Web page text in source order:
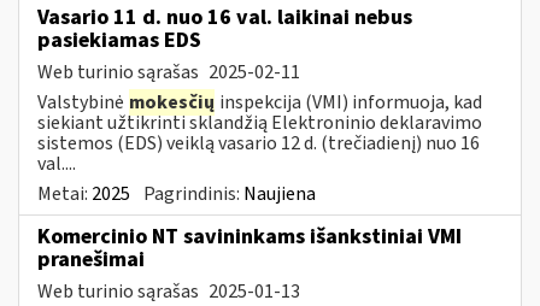
Vasario 11 d. nuo 16 val. laikinai nebus
pasiekiamas EDS
Web turinio sąrašas 2025-02-11
Valstybinė mokesčių inspekcija (VMI) informuoja, kad
siekiant užtikrinti sklandžią Elektroninio deklaravimo
sistemos (EDS) veiklą vasario 12 d. (trečiadienį) nuo 16
val....
Metai: 2025 Pagrindinis: Naujiena
Komercinio NT savininkams išankstiniai VMI
pranešimai
Web turinio sąrašas 2025-01-13